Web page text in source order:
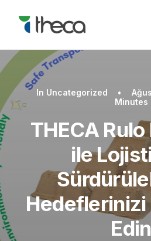
In Uncategorized •
Minutes
THECA
ile
Edin